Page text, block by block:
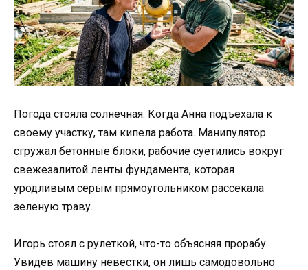
Погода стояла солнечная. Когда Анна подъехала к
своему участку, там кипела работа. Манипулятор
сгружал бетонные блоки, рабочие суетились вокруг
свежезалитой ленты фундамента, которая
уродливым серым прямоугольником рассекала
зеленую траву.
Игорь стоял с рулеткой, что-то объясняя прорабу.
Увидев машину невестки, он лишь самодовольно